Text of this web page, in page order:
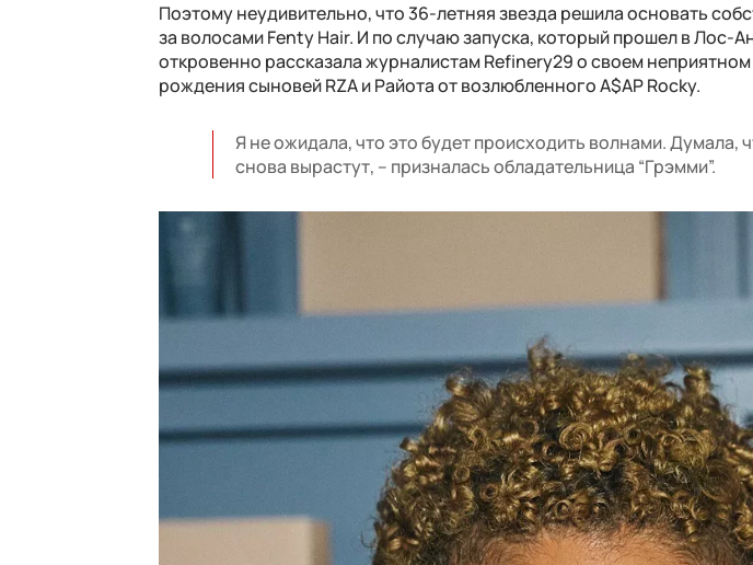
Поэтому неудивительно, что 36-летняя звезда решила основать
за волосами Fenty Hair. И по случаю запуска, который прошел в Лос-
откровенно рассказала журналистам Refinery29 о своем
рождения сыновей RZA и Райота от возлюбленного A$AP Rocky.
Я не ожидала, что это будет происходить волнами. Думала,
снова вырастут, – призналась обладательница “Грэмми”.